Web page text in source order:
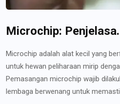
Microchip:
Microchip adalah alat kecil yang
untuk hewan peliharaan mirip
Pemasangan microchip wajib
lembaga berwenang untuk